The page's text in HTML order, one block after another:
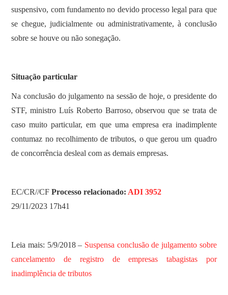
suspensivo, com fundamento no devido processo legal para que
se chegue, judicialmente ou administrativamente, à conclusão
sobre se houve ou não sonegação.
Situação particular
Na conclusão do julgamento na sessão de hoje, o presidente do
STF, ministro Luís Roberto Barroso, observou que se trata de
caso muito particular, em que uma empresa era inadimplente
contumaz no recolhimento de tributos, o que gerou um quadro
de concorrência desleal com as demais empresas.
EC/CR//CF Processo relacionado: ADI 3952
29/11/2023 17h41
Leia mais: 5/9/2018 – Suspensa conclusão de julgamento sobre
cancelamento de registro de empresas tabagistas por
inadimplência de tributos